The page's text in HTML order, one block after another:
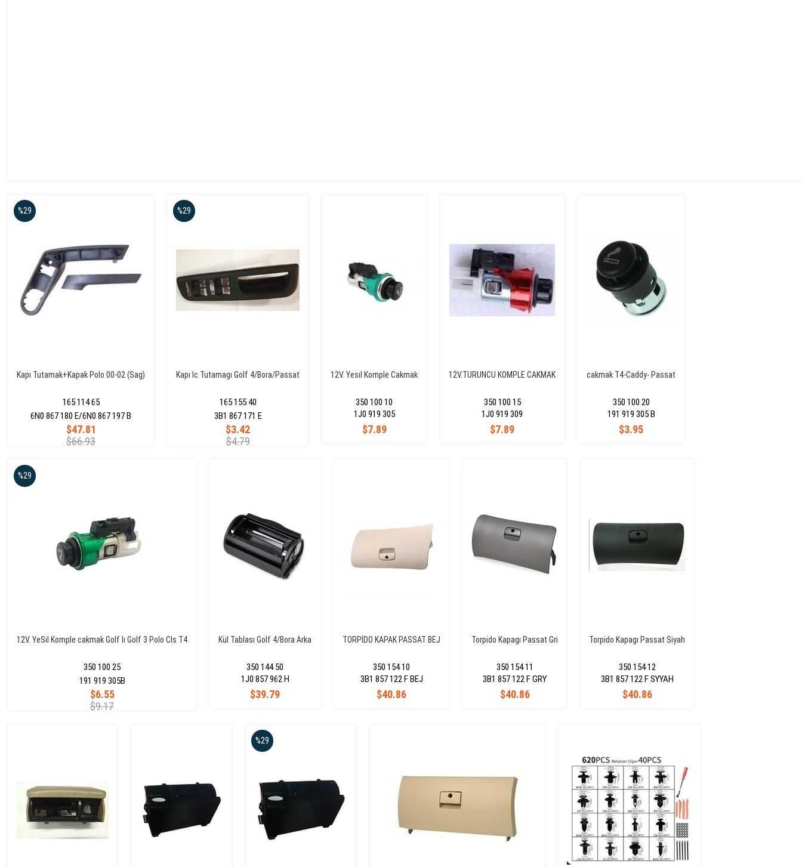
Kapı Tutamak+Kapak Polo 00-02 (Sag)
165 114 65
$47.81
$66.93
%29
6N0 867 180 E/6N0 867 197 B
Kapı Ic Tutamagı Golf 4/Bora/Passat
165 155 40
$3.42
$4.79
%29
3B1 867 171 E
12V. Yesıl Komple Cakmak
350 100 10
$7.89
1J0 919 305
12V.TURUNCU KOMPLE CAKMAK
350 100 15
$7.89
1J0 919 309
cakmak T4-Caddy- Passat
350 100 20
$3.95
191 919 305 B
12V. YeSil Komple cakmak Golf Iı Golf 3 Polo Cls T4
350 100 25
$6.55
$9.17
%29
191 919 305B
Kül Tablası Golf 4/Bora Arka
350 144 50
$39.79
1J0 857 962 H
TORPİDO KAPAK PASSAT BEJ
350 154 10
$40.86
3B1 857 122 F BEJ
Torpido Kapagı Passat Gri
350 154 11
$40.86
3B1 857 122 F GRY
Torpido Kapagı Passat Siyah
350 154 12
$40.86
3B1 857 122 F SYYAH
%29